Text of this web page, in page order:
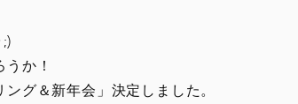
か！
グ＆新年会」決定しました。